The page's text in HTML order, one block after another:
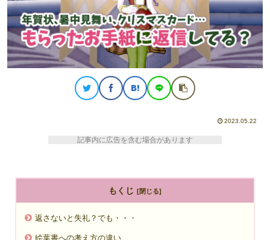
2023.05.22
記事内に広告を含む場合があります
もくじ
返さないと失礼？でも・・・
絵葉書への考え方の違い